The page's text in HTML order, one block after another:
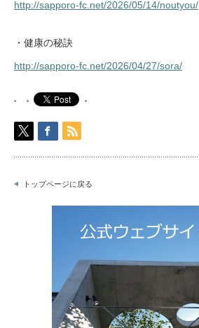
http://sapporo-fc.net/2026/05/14/noutyou/
・健康の秘訣
http://sapporo-fc.net/2026/04/27/sora/
トップページに戻る